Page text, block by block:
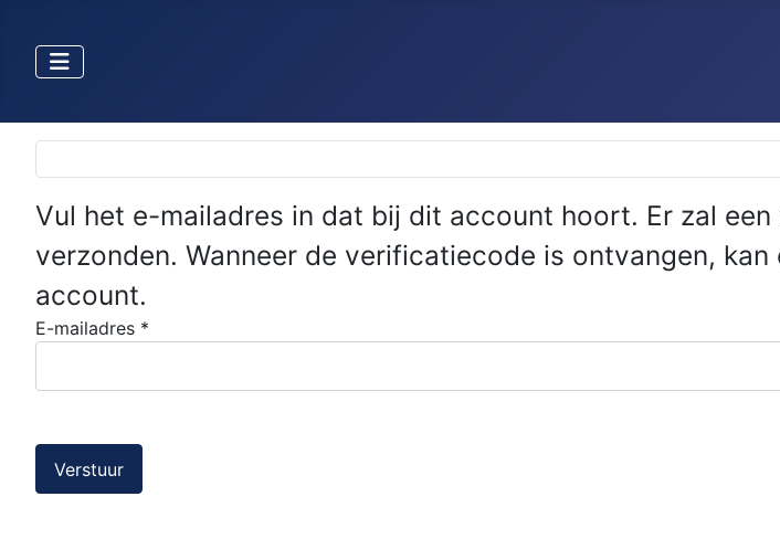
Selecteer de taal
Vul het e-mailadres in dat bij dit account hoort. Er zal
verzonden. Wanneer de verificatiecode is ontvangen,
account.
E-mailadres *
Verstuur